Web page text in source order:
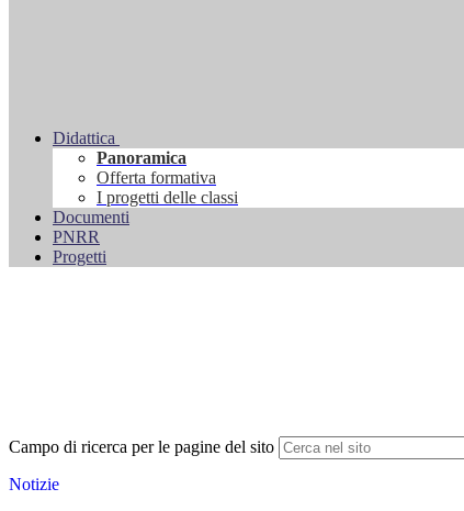
Didattica
Panoramica
Offerta formativa
I progetti delle classi
Documenti
PNRR
Progetti
Campo di ricerca per le pagine del sito
Notizie